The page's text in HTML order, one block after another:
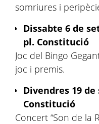
somriures i
Dissabte 6 de
pl. Constitució
Joc del Bingo
joc i premis.
Divendres 19
Constitució
Concert “Son de la